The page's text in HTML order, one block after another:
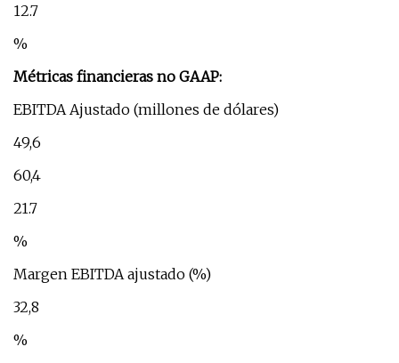
12.7
%
Métricas financieras no GAAP:
EBITDA Ajustado (millones de dólares)
49,6
60,4
21.7
%
Margen EBITDA ajustado (%)
32,8
%